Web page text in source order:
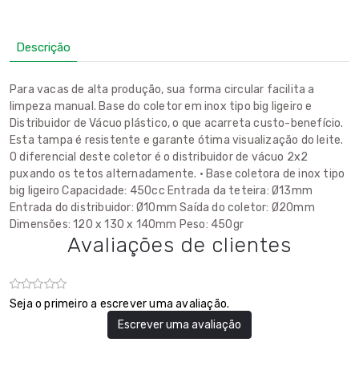
Descrição
Para vacas de alta produção, sua forma circular facilita a
limpeza manual. Base do coletor em inox tipo big ligeiro e
Distribuidor de Vácuo plástico, o que acarreta custo-benefício.
Esta tampa é resistente e garante ótima visualização do leite.
O diferencial deste coletor é o distribuidor de vácuo 2x2
puxando os tetos alternadamente. • Base coletora de inox tipo
big ligeiro Capacidade: 450cc Entrada da teteira: Ø13mm
Entrada do distribuidor: Ø10mm Saída do coletor: Ø20mm
Dimensões: 120 x 130 x 140mm Peso: 450gr
Avaliações de clientes
Seja o primeiro a escrever uma avaliação.
Escrever uma avaliação